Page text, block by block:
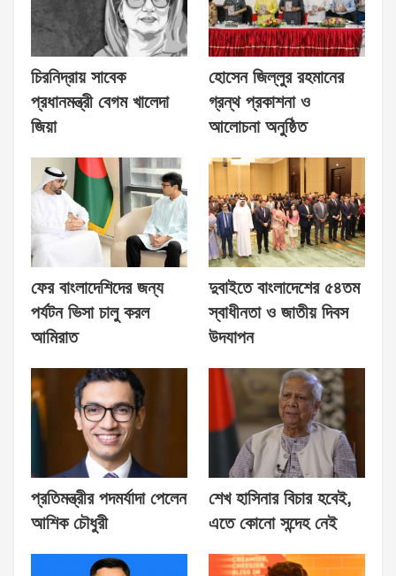
চিরনিদ্রায় সাবেক
প্রধানমন্ত্রী বেগম খালেদা
জিয়া
হোসেন জিল্লুর রহমানের
গ্রন্থ প্রকাশনা ও
আলোচনা অনুষ্ঠিত
ফের বাংলাদেশিদের জন্য
পর্যটন ভিসা চালু করল
আমিরাত
দুবাইতে বাংলাদেশের ৫৪তম
স্বাধীনতা ও জাতীয় দিবস
উদযাপন
প্রতিমন্ত্রীর পদমর্যাদা পেলেন
আশিক চৌধুরী
শেখ হাসিনার বিচার হবেই,
এতে কোনো সন্দেহ নেই